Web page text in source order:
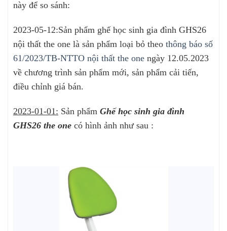
này để so sánh:
2023-05-12:Sản phẩm ghế học sinh gia đình GHS26
nội thất the one là sản phẩm loại bỏ theo thông báo số
61/2023/TB-NTTO nội thất the one ngày 12.05.2023
về chương trình sản phẩm mới, sản phẩm cải tiến,
điều chỉnh giá bán.
2023-01-01: Sản phẩm Ghếhọc sinh gia đình
GHS26 the one có hình ảnh như sau :